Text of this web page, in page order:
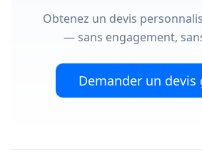
Obtenez un devis
— sans engagement,
Demander un